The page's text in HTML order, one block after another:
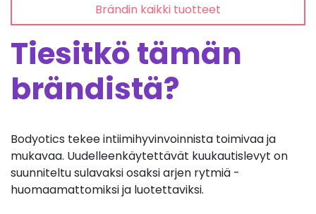
Brändin kaikki tuotteet
Tiesitkö tämän
brändistä?
Bodyotics tekee intiimihyvinvoinnista toimivaa ja
mukavaa. Uudelleenkäytettävät kuukautislevyt on
suunniteltu sulavaksi osaksi arjen rytmiä -
huomaamattomiksi ja luotettaviksi.